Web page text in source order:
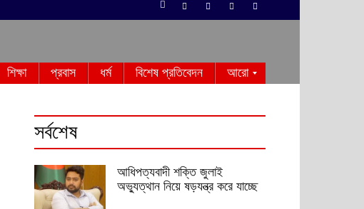
শিক্ষা প্রবাস ধর্ম বিশেষ প্রতিবেদন আরো
সর্বশেষ
আধিপত্যবাদী শক্তি জুলাই
অভ্যুত্থান নিয়ে ষড়যন্ত্র করে যাচ্ছে